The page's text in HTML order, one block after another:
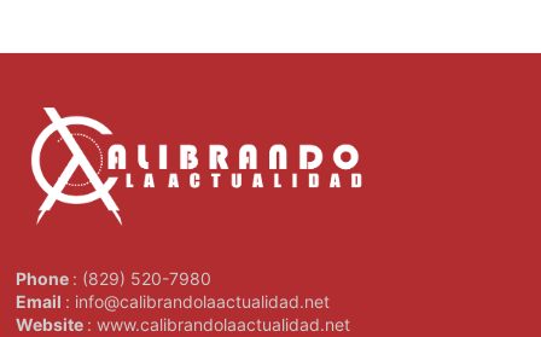
Phone : (829) 520-7980
Email : info@calibrandolaactualidad.net
Website : www.calibrandolaactualidad.net